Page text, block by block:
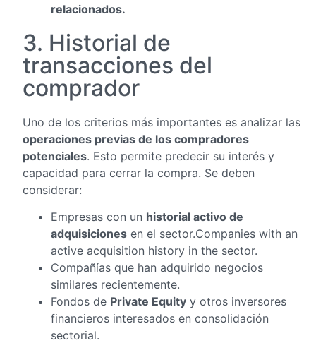
relacionados.
3. Historial de
transacciones del
comprador
Uno de los criterios más importantes es analizar las
operaciones previas de los compradores
potenciales. Esto permite predecir su interés y
capacidad para cerrar la compra. Se deben
considerar:
Empresas con un historial activo de
adquisiciones en el sector.Companies with an
active acquisition history in the sector.
Compañías que han adquirido negocios
similares recientemente.
Fondos de Private Equity y otros inversores
financieros interesados en consolidación
sectorial.